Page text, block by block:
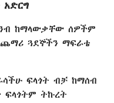
ከማላውቃቸው ሰዎችም
ጓደኞችን ማፍራቴ
ፍላጎት ብቻ ከማሰብ
ፍላጎትም ትኩረት